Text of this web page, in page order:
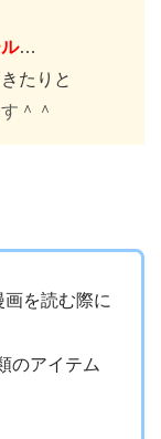
…
たりと
＾＾
画を読む際に
のアイテム